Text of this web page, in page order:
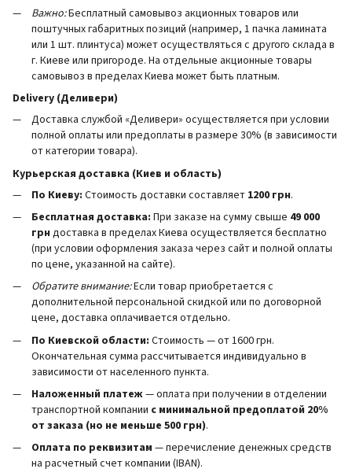
Важно:Бесплатный самовывоз акционных товаров или
поштучных габаритных позиций (например, 1 пачка ламината
или 1 шт. плинтуса) может осуществляться с другого склада в
г. Киеве или пригороде. На отдельные акционные товары
самовывоз в пределах Киева может быть платным.
Delivery (Деливери)
Доставка службой «Деливери» осуществляется при условии
полной оплаты или предоплаты в размере 30% (в зависимости
от категории товара).
Курьерская доставка (Киев и область)
По Киеву: Стоимость доставки составляет 1200 грн.
Бесплатная доставка: При заказе на сумму свыше 49 000
грн доставка в пределах Киева осуществляется бесплатно
(при условии оформления заказа через сайт и полной оплаты
по цене, указанной на сайте).
Обратите внимание:Если товар приобретается с
дополнительной персональной скидкой или по договорной
цене, доставка оплачивается отдельно.
По Киевской области: Стоимость — от 1600 грн.
Окончательная сумма рассчитывается индивидуально в
зависимости от населенного пункта.
Наложенный платеж— оплата при получении в отделении
транспортной компании с минимальной предоплатой 20%
от заказа (но не меньше 500 грн).
Оплата по реквизитам — перечисление денежных средств
на расчетный счет компании (IBAN).